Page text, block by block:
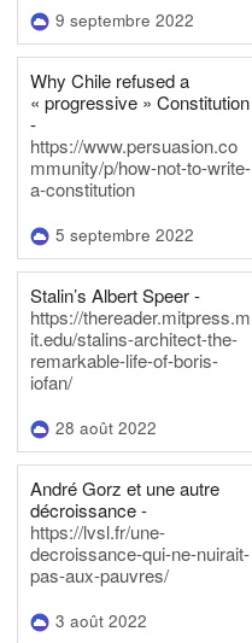
9 septembre 2022
Why Chile refused a
« progressive » Constitution
-
https://www.persuasion.co
mmunity/p/how-not-to-write-
a-constitution
5 septembre 2022
Stalin’s Albert Speer -
https://thereader.mitpress.m
it.edu/stalins-architect-the-
remarkable-life-of-boris-
iofan/
28 août 2022
André Gorz et une autre
décroissance -
https://lvsl.fr/une-
decroissance-qui-ne-nuirait-
pas-aux-pauvres/
3 août 2022